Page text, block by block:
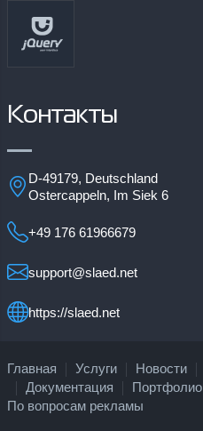
Контакты
D-49179, Deutschland
Ostercappeln, Im Siek 6
+49 176 61966679
support@slaed.net
https://slaed.net
Главная Услуги Новости
Документация
Портфолио
По вопросам рекламы